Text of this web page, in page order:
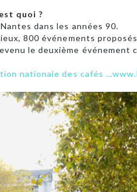
quoi ?
dans les années 90.
800 événements
le deuxième événement
nationale des cafés